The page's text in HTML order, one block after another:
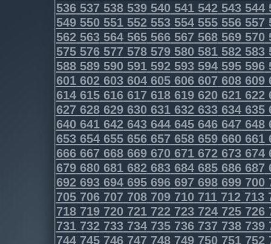
536537538539540541542543544
549550551552553554555556557
562563564565566567568569570
575576577578579580581582583
588589590591592593594595596
601602603604605606607608609
614615616617618619620621622
627628629630631632633634635
640641642643644645646647648
653654655656657658659660661
666667668669670671672673674
679680681682683684685686687
692693694695696697698699700
705706707708709710711712713
718719720721722723724725726
731732733734735736737738739
744745746747748749750751752